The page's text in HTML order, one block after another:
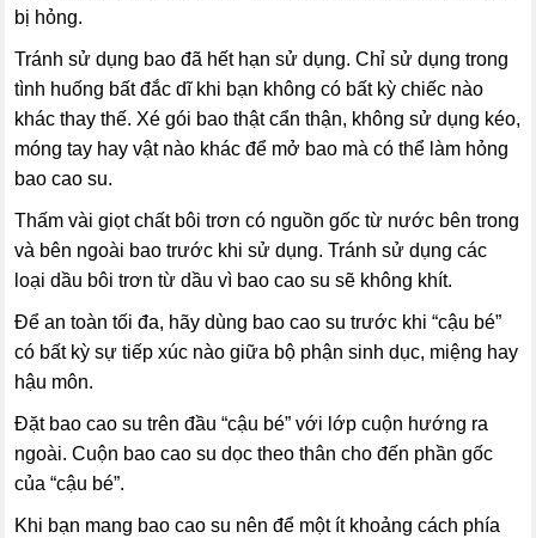
bị hỏng.
Tránh sử dụng bao đã hết hạn sử dụng. Chỉ sử dụng trong
tình huống bất đắc dĩ khi bạn không có bất kỳ chiếc nào
khác thay thế. Xé gói bao thật cẩn thận, không sử dụng kéo,
móng tay hay vật nào khác để mở bao mà có thể làm hỏng
bao cao su.
Thấm vài giọt chất bôi trơn có nguồn gốc từ nước bên trong
và bên ngoài bao trước khi sử dụng. Tránh sử dụng các
loại dầu bôi trơn từ dầu vì bao cao su sẽ không khít.
Để an toàn tối đa, hãy dùng bao cao su trước khi “cậu bé”
có bất kỳ sự tiếp xúc nào giữa bộ phận sinh dục, miệng hay
hậu môn.
Đặt bao cao su trên đầu “cậu bé” với lớp cuộn hướng ra
ngoài. Cuộn bao cao su dọc theo thân cho đến phần gốc
của “cậu bé”.
Khi bạn mang bao cao su nên để một ít khoảng cách phía